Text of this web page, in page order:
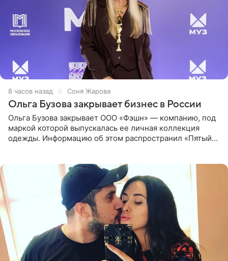
8 часов назад Соня Жарова
Ольга Бузова закрывает бизнес в России
Ольга Бузова закрывает ООО «Фэшн» — компанию, под
маркой которой выпускалась ее личная коллекция
одежды. Информацию об этом распространил «Пятый